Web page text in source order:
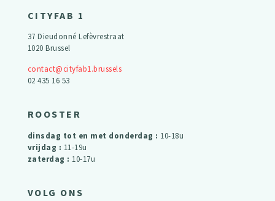
CITYFAB 1
37 Dieudonné Lefèvrestraat
1020 Brussel
contact@cityfab1.brussels
02 435 16 53
ROOSTER
dinsdag tot en met donderdag : 10-18u
vrijdag : 11-19u
zaterdag : 10-17u
VOLG ONS